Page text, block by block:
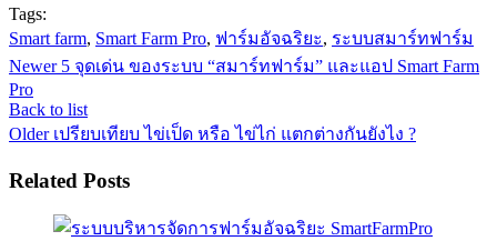
Tags:
Smart farm, Smart Farm Pro, ฟาร์มอัจฉริยะ, ระบบสมาร์ทฟาร์ม
Newer 5 จุดเด่น ของระบบ “สมาร์ทฟาร์ม” และแอป Smart Farm
Pro
Back to list
Older เปรียบเทียบ ไข่เป็ด หรือ ไข่ไก่ แตกต่างกันยังไง ?
Related Posts